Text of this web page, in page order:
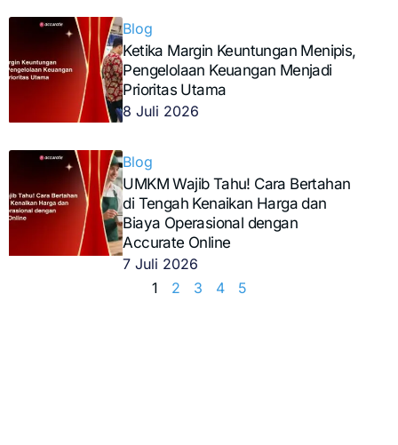
Blog
Ketika Margin Keuntungan Menipis,
Pengelolaan Keuangan Menjadi
Prioritas Utama
8 Juli 2026
Blog
UMKM Wajib Tahu! Cara Bertahan
di Tengah Kenaikan Harga dan
Biaya Operasional dengan
Accurate Online
7 Juli 2026
1
2 3 4 5